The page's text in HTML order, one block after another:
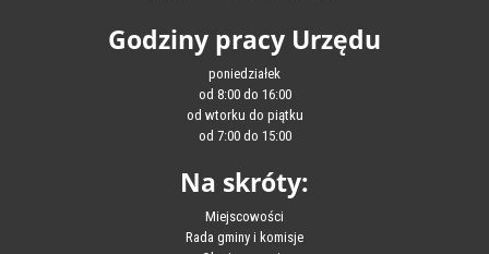
Godziny pracy Urzędu
poniedziałek
od 8:00 do 16:00
od wtorku do piątku
od 7:00 do 15:00
Na skróty:
Miejscowości
Rada gminy i komisje